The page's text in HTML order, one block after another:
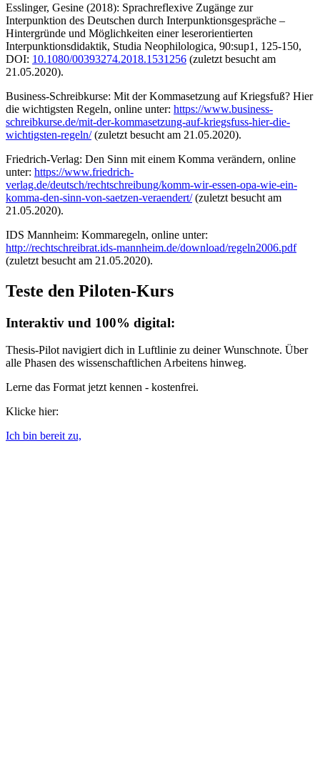
Esslinger, Gesine (2018): Sprachreflexive Zugänge zur
Interpunktion des Deutschen durch Interpunktionsgespräche –
Hintergründe und Möglichkeiten einer leserorientierten
Interpunktionsdidaktik, Studia Neophilologica, 90:sup1, 125-150,
DOI: 10.1080/00393274.2018.1531256 (zuletzt besucht am
21.05.2020).
Business-Schreibkurse: Mit der Kommasetzung auf Kriegsfuß? Hier
die wichtigsten Regeln, online unter: https://www.business-
schreibkurse.de/mit-der-kommasetzung-auf-kriegsfuss-hier-die-
wichtigsten-regeln/(zuletzt besucht am 21.05.2020).
Friedrich-Verlag: Den Sinn mit einem Komma verändern, online
unter: https://www.friedrich-
verlag.de/deutsch/rechtschreibung/komm-wir-essen-opa-wie-ein-
komma-den-sinn-von-saetzen-veraendert/(zuletzt besucht am
21.05.2020).
IDS Mannheim: Kommaregeln, online unter:
http://rechtschreibrat.ids-mannheim.de/download/regeln2006.pdf
(zuletzt besucht am 21.05.2020).
Teste den Piloten-Kurs
Interaktiv und 100% digital:
Thesis-Pilot navigiert dich in Luftlinie zu deiner Wunschnote. Über
alle Phasen des wissenschaftlichen Arbeitens hinweg.
Lerne das Format jetzt kennen - kostenfrei.
Klicke hier:
Ich bin bereit zu,